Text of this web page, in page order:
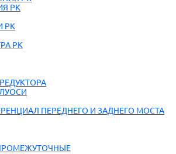
РК
РК
РК
ПЕРЕДНЕГО И ЗАДНЕГО МОСТА